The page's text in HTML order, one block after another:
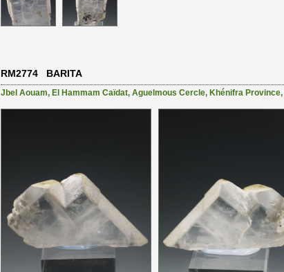
RM2774 BARITA
Jbel Aouam, El Hammam Caïdat, Aguelmous Cercle, Khénifra Province,